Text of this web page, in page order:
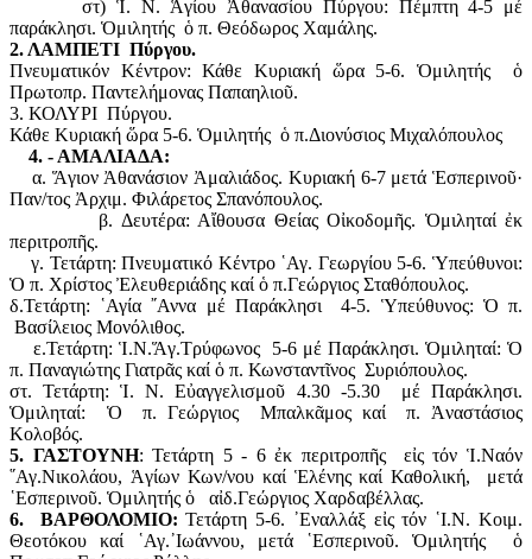
στ) Ἱ. Ν. Ἁγίου Ἀθανασίου Πύργου: Πέμπτη 4-5 μέ
παράκλησι. Ὁμιλητής ὁ π. Θεόδωρος Χαμάλης.
2. ΛΑΜΠΕΤΙ Πύργου.
Πνευματικόν Κέντρον: Κάθε Κυριακή ὥρα 5-6. Ὁμιλητής ὁ
Πρωτοπρ. Παντελήμονας Παπαηλιοῦ.
3. ΚΟΛΥΡΙ Πύργου.
Κάθε Κυριακή ὥρα 5-6. Ὁμιλητής ὁ π.Διονύσιος Μιχαλόπουλος
4. - ΑΜΑΛΙΑΔΑ:
α. Ἅγιον Ἀθανάσιον Ἀμαλιάδος. Κυριακή 6-7 μετά Ἑσπερινοῦ·
Παν/τος Ἀρχιμ. Φιλάρετος Σπανόπουλος.
β. Δευτέρα: Αἴθουσα Θείας Οἰκοδομῆς. Ὁμιληταί ἐκ
περιτροπῆς.
γ. Τετάρτη: Πνευματικό Κέντρο ῾Αγ. Γεωργίου 5-6. Ὑπεύθυνοι:
Ὁ π. Χρίστος Ἐλευθεριάδης καί ὁ π.Γεώργιος Σταθόπουλος.
δ.Τετάρτη: ῾Αγία ῎Αννα μέ Παράκλησι 4-5. Ὑπεύθυνος: Ὁ π.
Βασίλειος Μονόλιθος.
ε.Τετάρτη: Ἱ.Ν.Ἅγ.Τρύφωνος 5-6 μέ Παράκλησι. Ὁμιληταί: Ὁ
π. Παναγιώτης Γιατρᾶς καί ὁ π. Κωνσταντῖνος Συριόπουλος.
στ. Τετάρτη: Ἱ. Ν. Εὐαγγελισμοῦ 4.30 -5.30 μέ Παράκλησι.
Ὁμιληταί: Ὁ π. Γεώργιος Μπαλκᾶμος καί π. Ἀναστάσιος
Κολοβός.
5. ΓΑΣΤΟΥΝΗ: Τετάρτη 5 - 6 ἐκ περιτροπῆς εἰς τόν Ἱ.Ναόν
῞Αγ.Νικολάου, Ἁγίων Κων/νου καί Ἑλένης καί Καθολική, μετά
῾Εσπερινοῦ. Ὁμιλητής ὁ αἰδ.Γεώργιος Χαρδαβέλλας.
6. ΒΑΡΘΟΛΟΜΙΟ: Τετάρτη 5-6. ᾿Εναλλάξ εἰς τόν ῾Ι.Ν. Κοιμ.
Θεοτόκου καί ῾Αγ.᾿Ιωάννου, μετά ῾Εσπερινοῦ. Ὁμιλητής ὁ